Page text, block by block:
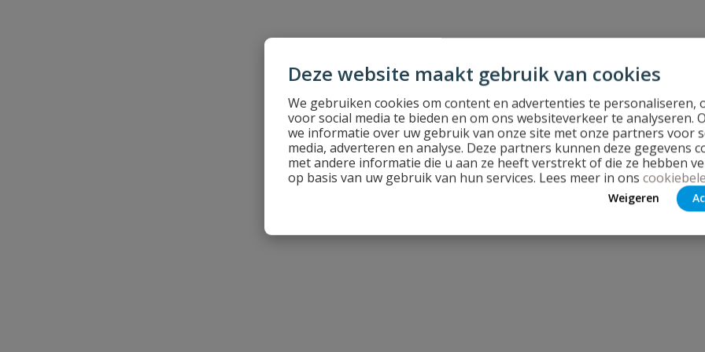
Deze website maakt gebruik van cookies
We gebruiken cookies om content en advertenties te personaliseren,
voor social media te bieden en om ons websiteverkeer te analyseren.
we informatie over uw gebruik van onze site met onze partners voor
media, adverteren en analyse. Deze partners kunnen deze gegevens
met andere informatie die u aan ze heeft verstrekt of die ze hebben
op basis van uw gebruik van hun services. Lees meer in ons
Weigeren